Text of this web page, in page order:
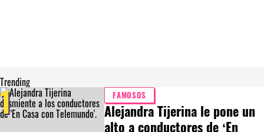
Trending
1 FAMOSOS
Alejandra Tijerina le pone un
alto a conductores de ‘En